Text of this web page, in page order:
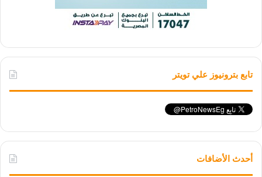
تابع بترونيوز علي تويتر
أحدث الأضافات